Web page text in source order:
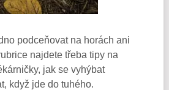
podceňovat na horách ani
najdete třeba tipy na
jak se vyhýbat
když jde do tuhého.